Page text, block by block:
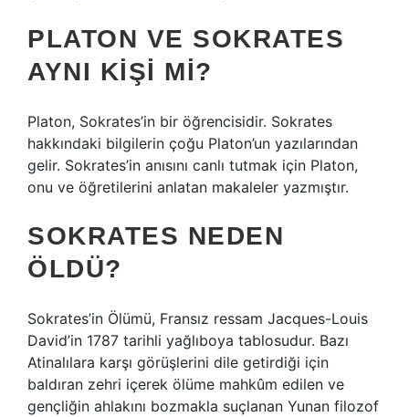
PLATON VE SOKRATES
AYNI KIŞI MI?
Platon, Sokrates’in bir öğrencisidir. Sokrates
hakkındaki bilgilerin çoğu Platon’un yazılarından
gelir. Sokrates’in anısını canlı tutmak için Platon,
onu ve öğretilerini anlatan makaleler yazmıştır.
SOKRATES NEDEN
ÖLDÜ?
Sokrates’in Ölümü, Fransız ressam Jacques-Louis
David’in 1787 tarihli yağlıboya tablosudur. Bazı
Atinalılara karşı görüşlerini dile getirdiği için
baldıran zehri içerek ölüme mahkûm edilen ve
gençliğin ahlakını bozmakla suçlanan Yunan filozof